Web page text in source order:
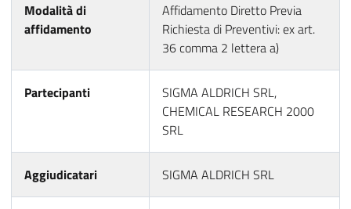
Modalità di
affidamento
Affidamento Diretto Previa
Richiesta di Preventivi: ex art.
36 comma 2 lettera a)
Partecipanti
SIGMA ALDRICH SRL,
CHEMICAL RESEARCH 2000
SRL
Aggiudicatari SIGMA ALDRICH SRL